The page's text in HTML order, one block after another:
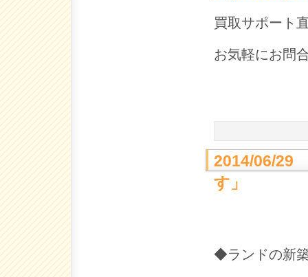
買取サポート
お気軽にお問
2014/06/29
す」
◆ランドの新